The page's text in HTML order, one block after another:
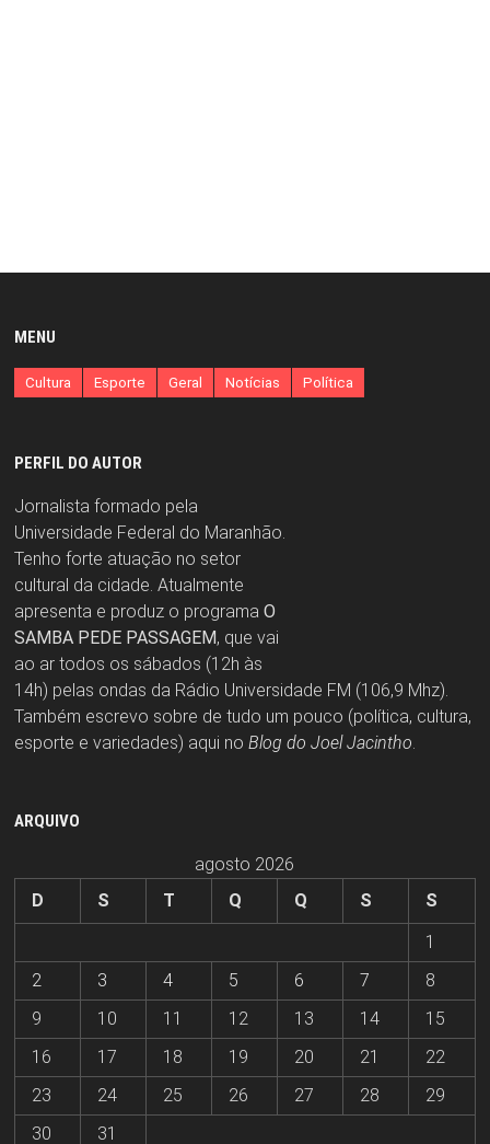
MENU
Cultura Esporte Geral Notícias Política
PERFIL DO AUTOR
Jornalista formado pela
Universidade Federal do Maranhão.
Tenho forte atuação no setor
cultural da cidade. Atualmente
apresenta e produz o programa O
SAMBA PEDE PASSAGEM, que vai
ao ar todos os sábados (12h às
14h) pelas ondas da Rádio Universidade FM (106,9 Mhz).
Também escrevo sobre de tudo um pouco (política, cultura,
esporte e variedades) aqui no Blog do Joel Jacintho.
ARQUIVO
agosto 2026
D
S T Q Q S
S
1
2
3 4 5 6 7
8
9
10 11 12 13 14
15
16
17 18 19 20 21
22
23
24 25 26 27 28
29
30
31